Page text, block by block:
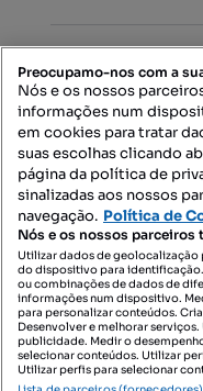
Contacte-nos
Preocupamo-nos com a
Nós e os nossos
informações num
em cookies para tratar
suas escolhas clicando
página da política de
sinalizadas aos nossos
navegação. Política de
Nós e os nossos parceiros
Utilizar dados de geolocalização
do dispositivo para
ou combinações de dados de
informações num dispositivo.
para personalizar conteúdos.
Desenvolver e melhorar
publicidade. Medir o
selecionar conteúdos. Utilizar
Utilizar perfis para selecionar